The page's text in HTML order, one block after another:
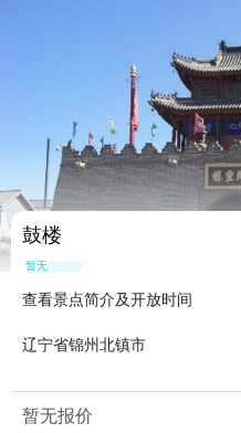
鼓楼
暂无点评
查看景点简介及开放时间
辽宁省锦州北镇市
暂无报价